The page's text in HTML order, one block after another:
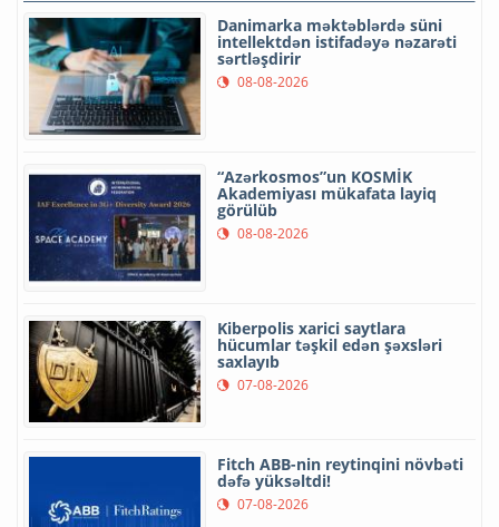
Danimarka məktəblərdə süni
intellektdən istifadəyə nəzarəti
sərtləşdirir
08-08-2026
“Azərkosmos”un KOSMİK
Akademiyası mükafata layiq
görülüb
08-08-2026
Kiberpolis xarici saytlara
hücumlar təşkil edən şəxsləri
saxlayıb
07-08-2026
Fitch ABB-nin reytinqini növbəti
dəfə yüksəltdi!
07-08-2026